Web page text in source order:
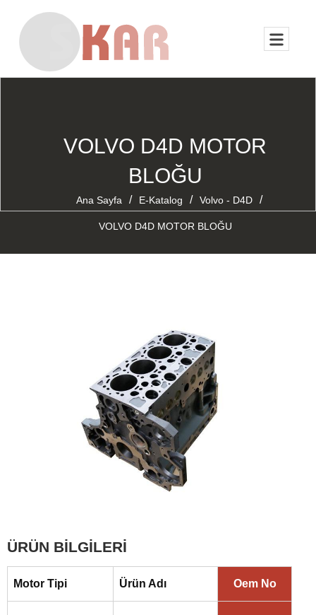
VOLVO D4D MOTOR
BLOĞU
Ana Sayfa / E-Katalog / Volvo - D4D /
VOLVO D4D MOTOR BLOĞU
ÜRÜN BİLGİLERİ
Motor Tipi Ürün Adı Oem No